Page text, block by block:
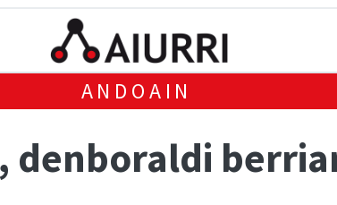
ANDOAIN
denboraldi